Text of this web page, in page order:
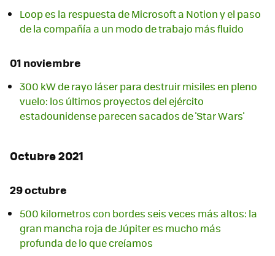
Loop es la respuesta de Microsoft a Notion y el paso
de la compañía a un modo de trabajo más fluido
01 noviembre
300 kW de rayo láser para destruir misiles en pleno
vuelo: los últimos proyectos del ejército
estadounidense parecen sacados de 'Star Wars'
Octubre 2021
29 octubre
500 kilometros con bordes seis veces más altos: la
gran mancha roja de Júpiter es mucho más
profunda de lo que creíamos